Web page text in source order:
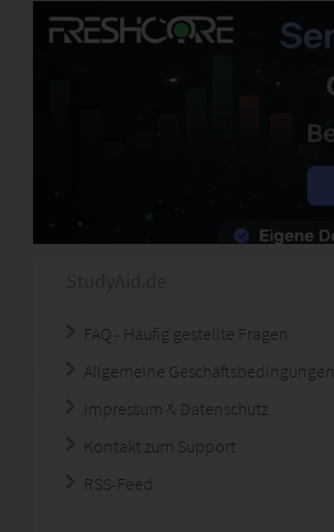
FAQ - Häufig gestellte Fragen
Allgemeine Geschäftsbedingungen
Impressum & Datenschutz
Kontakt zum Support
RSS-Feed